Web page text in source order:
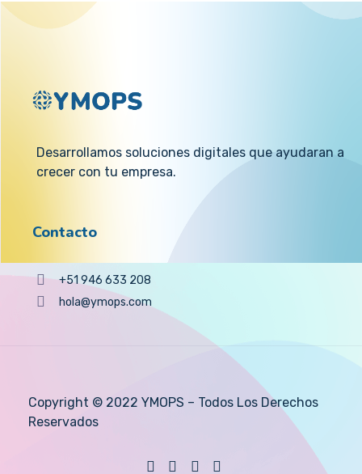
Desarrollamos soluciones digitales que ayudaran a
crecer con tu empresa.
Contacto
+51 946 633 208
hola@ymops.com
Copyright © 2022 YMOPS – Todos Los Derechos
Reservados